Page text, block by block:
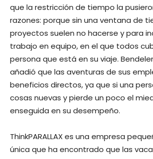
que la restricción de tiempo la
razones: porque sin una ventana de
proyectos suelen no hacerse y para
trabajo en equipo, en el que todos
persona que está en su viaje.
añadió que las aventuras de sus
beneficios directos, ya que si una
cosas nuevas y pierde un poco el
enseguida en su desempeño.
ThinkPARALLAX es una empresa
única que ha encontrado que las